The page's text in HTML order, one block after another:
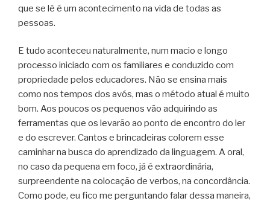
que se lê é um acontecimento na vida de todas as
pessoas.
E tudo aconteceu naturalmente, num macio e longo
processo iniciado com os familiares e conduzido com
propriedade pelos educadores. Não se ensina mais
como nos tempos dos avós, mas o método atual é muito
bom. Aos poucos os pequenos vão adquirindo as
ferramentas que os levarão ao ponto de encontro do ler
e do escrever. Cantos e brincadeiras colorem esse
caminhar na busca do aprendizado da linguagem. A oral,
no caso da pequena em foco, já é extraordinária,
surpreendente na colocação de verbos, na concordância.
Como pode, eu fico me perguntando falar dessa maneira,